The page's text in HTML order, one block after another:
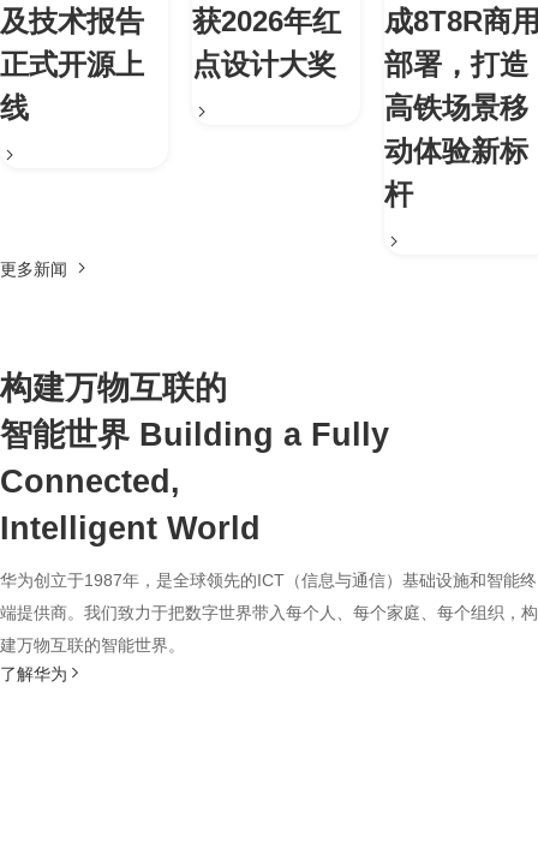
及技术报告
正式开源上
线
获2026年红
点设计大奖
成8T8R商
部署，打造
高铁场景移
动体验新标
杆
更多新闻
构建万物互联的
智能世界 Building a Fully
Connected,
Intelligent World
华为创立于1987年，是全球领先的ICT（信息与通信）基础设施和智能终
端提供商。我们致力于把数字世界带入每个人、每个家庭、每个组织，构
建万物互联的智能世界。
了解华为